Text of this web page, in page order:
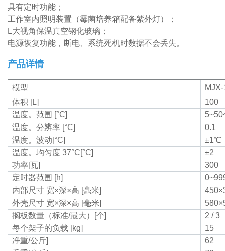
具有定时功能；
工作室内照明装置（霉菌培养箱配备紫外灯）；
L大视角保温真空钢化玻璃；
电源恢复功能，断电、系统死机时数据不会丢失。
产品详情
模型
体积 [L]
100
温度。范围 [°C]
5~50
温度。分辨率 [°C]
0.1
温度。波动[°C]
±1℃
温度。均匀度 37°C[°C]
±2
功率[瓦]
300
定时器范围 [h]
内部尺寸 宽×深×高 [毫米]
外壳尺寸 宽×深×高 [毫米]
搁板数量（标准/最大）[个]
2 / 3
每个架子的负载 [kg]
15
净重/公斤]
62